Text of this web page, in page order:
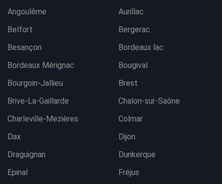
Angoulême
Aurillac
Belfort
Bergerac
Besançon
Bordeaux lac
Bordeaux Mérignac
Bougival
Bourgoin-Jallieu
Brest
Brive-La-Gaillarde
Chalon-sur-Saône
Charleville-Mezières
Colmar
Dax
Dijon
Draguignan
Dunkerque
Epinal
Fréjus